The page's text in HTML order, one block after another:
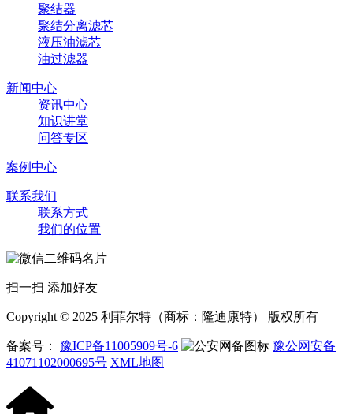
聚结器
聚结分离滤芯
液压油滤芯
油过滤器
新闻中心
资讯中心
知识讲堂
问答专区
案例中心
联系我们
联系方式
我们的位置
扫一扫 添加好友
Copyright © 2025 利菲尔特（商标：隆迪康特） 版权所有
备案号： 豫ICP备11005909号-6
豫公网安备
41071102000695号 XML地图